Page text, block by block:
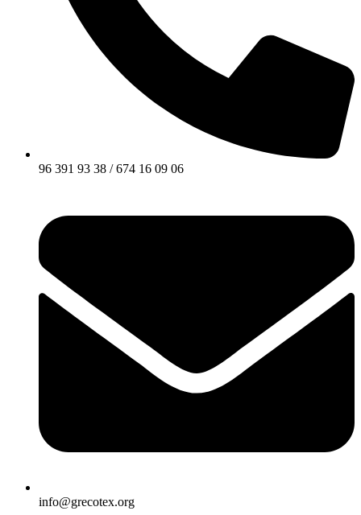
96 391 93 38 / 674 16 09 06
info@grecotex.org